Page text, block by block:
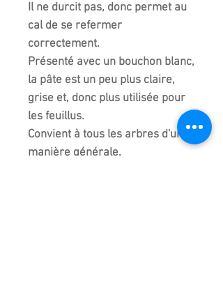
Il ne durcit pas, donc permet au
cal de se refermer
correctement.
Présenté avec un bouchon blanc,
la pâte est un peu plus claire,
grise et, donc plus utilisée pour
les feuillus.
Convient à tous les arbres d'une
manière générale.